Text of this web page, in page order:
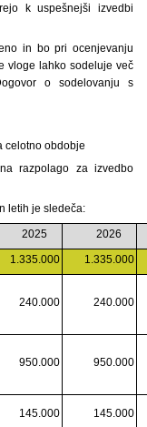
k uspešnejši izvedbi
in bo pri ocenjevanju
vloge lahko sodeluje več
o sodelovanju s
celotno obdobje
razpolago za izvedbo
letih je sledeča:
2025
2026
1.335.000
1.335.000
240.000 240.000
950.000 950.000
145.000 145.000